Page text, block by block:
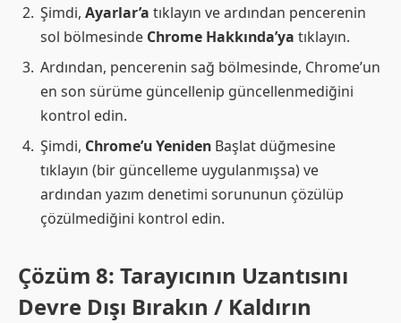
Şimdi, Ayarlar’a tıklayın ve ardından pencerenin
sol bölmesinde Chrome Hakkında’ya tıklayın.
Ardından, pencerenin sağ bölmesinde, Chrome’un
en son sürüme güncellenip güncellenmediğini
kontrol edin.
Şimdi, Chrome’u Yeniden Başlat düğmesine
tıklayın (bir güncelleme uygulanmışsa) ve
ardından yazım denetimi sorununun çözülüp
çözülmediğini kontrol edin.
Çözüm 8: Tarayıcının Uzantısını
Devre Dışı Bırakın / Kaldırın